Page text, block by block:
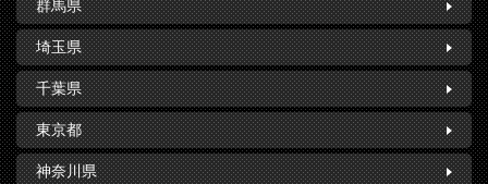
群馬県
埼玉県
千葉県
東京都
神奈川県